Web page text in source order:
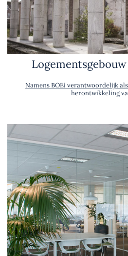
Namens BOEi verantwoordelijk
herontwikkeling